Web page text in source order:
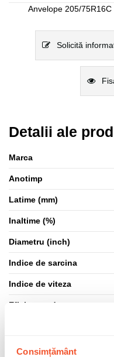
Consimțământ
Anvelope 205/75R16C
Solicită
Detalii ale
Marca
Anotimp
Latime (mm)
Inaltime (%)
Diametru (inch)
Indice de sarcina
Indice de viteza
Eficienta aderenta
Eficienta zgomot (dB)